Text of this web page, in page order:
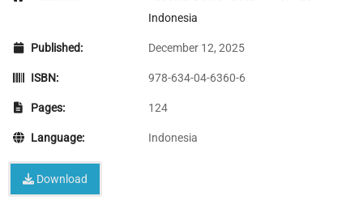
Indonesia
Published: December 12, 2025
ISBN: 978-634-04-6360-6
Pages: 124
Language: Indonesia
Download